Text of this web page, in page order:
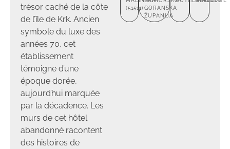
trésor caché de la côte
de l’île de Krk. Ancien
symbole du luxe des
années 70, cet
établissement
témoigne d’une
époque dorée,
aujourd’hui marquée
par la décadence. Les
murs de cet hôtel
abandonné racontent
des histoires de
(51511)GORANSKA
ŽUPANIJA